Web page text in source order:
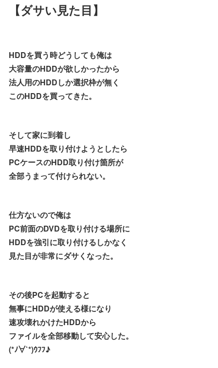
【ダサい見た目】
HDDを買う時どうしても俺は
大容量のHDDが欲しかったから
法人用のHDDしか選択枠が無く
このHDDを買ってきた。
そして家に到着し
早速HDDを取り付けようとしたら
PCケースのHDD取り付け箇所が
全部うまって付けられない。
仕方ないので俺は
PC前面のDVDを取り付ける場所に
HDDを強引に取り付けるしかなく
見た目が非常にダサくなった。
その後PCを起動すると
無事にHDDが使える様になり
速攻壊れかけたHDDから
ファイルを全部移動して安心した。
(*ﾉ∀`*)ｳﾌﾌ♪